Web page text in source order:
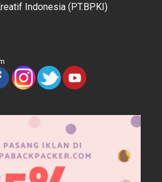
Indonesia (PT.BPKI)